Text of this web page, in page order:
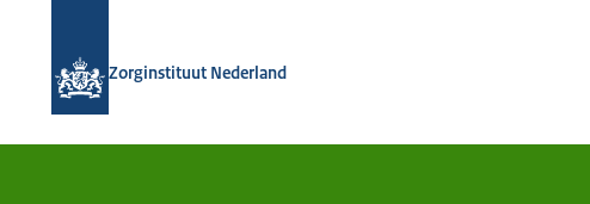
Zorginstituut Nederland